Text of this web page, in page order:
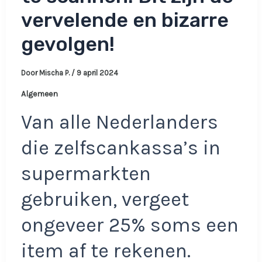
vervelende en bizarre
gevolgen!
Door Mischa P. / 9 april 2024
Algemeen
Van alle Nederlanders
die zelfscankassa’s in
supermarkten
gebruiken, vergeet
ongeveer 25% soms een
item af te rekenen.